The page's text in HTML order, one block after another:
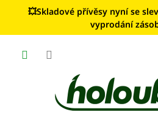
💥Skladové přívěsy nyní se
vyprodání